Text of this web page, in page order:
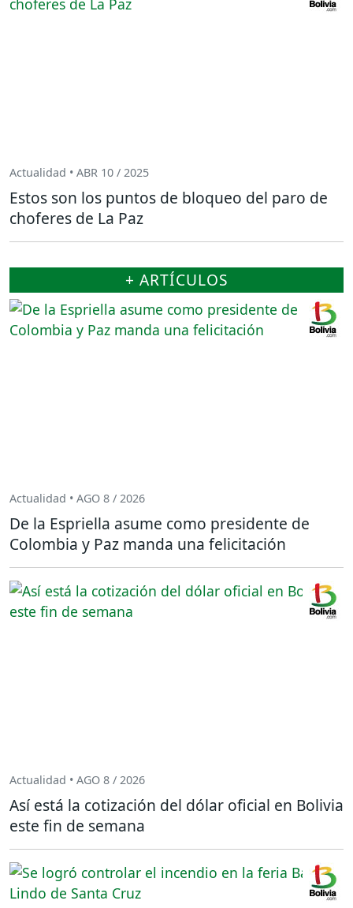
Actualidad • ABR 10 / 2025
Estos son los puntos de bloqueo del paro de
choferes de La Paz
+ ARTÍCULOS
Actualidad • AGO 8 / 2026
De la Espriella asume como presidente de
Colombia y Paz manda una felicitación
Actualidad • AGO 8 / 2026
Así está la cotización del dólar oficial en Bolivia
este fin de semana